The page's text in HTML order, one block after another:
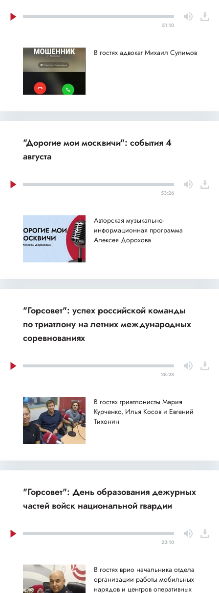
51:10
В гостях адвокат Михаил Сулимов
"Дорогие мои москвичи": события 4
августа
53:26
Авторская музыкально-
информационная программа
Алексея Дорохова
"Горсовет": успех российской команды
по триатлону на летних международных
соревнованиях
28:28
В гостях триатлонисты Мария
Курченко, Илья Косов и Евгений
Тихонин
"Горсовет": День образования дежурных
частей войск национальной гвардии
23:10
В гостях врио начальника отдела
организации работы мобильных
нарядов и центров оперативных